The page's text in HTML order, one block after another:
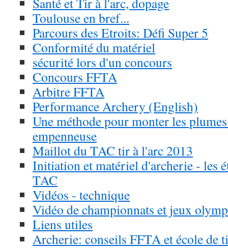
Toulouse en bref...
Parcours des Etroits: Défi Super 5
Conformité du matériel
sécurité lors d'un concours
Concours FFTA
Arbitre FFTA
Performance Archery (English)
Une méthode pour monter les
empenneuse
Maillot du TAC tir à l'arc 2013
Initiation et matériel d'archerie - les
TAC
Vidéos - technique
Vidéo de championnats et jeux
Liens utiles
Archerie: conseils FFTA et école de